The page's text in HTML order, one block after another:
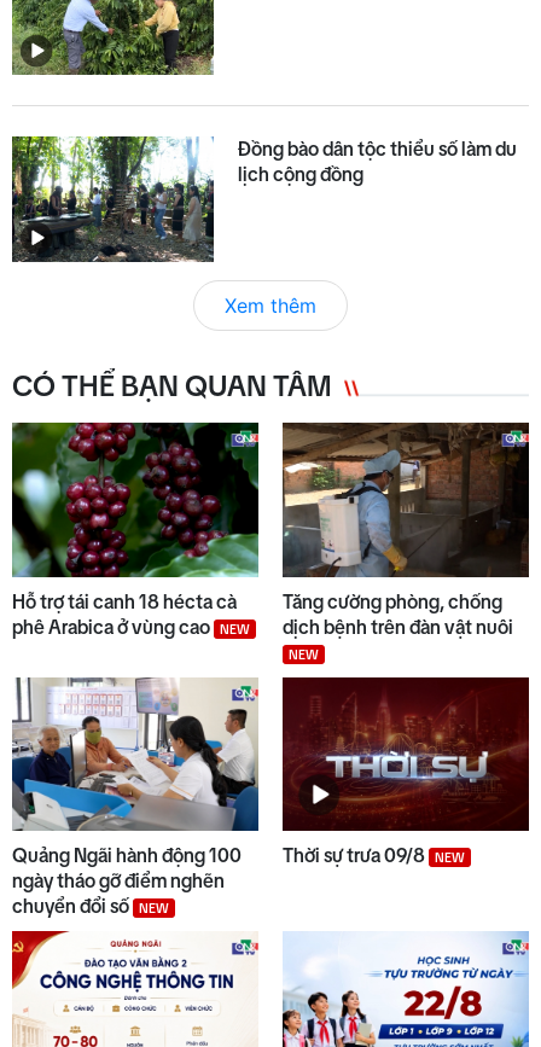
Đồng bào dân tộc thiểu số làm du
lịch cộng đồng
Xem thêm
CÓ THỂ BẠN QUAN TÂM
Hỗ trợ tái canh 18 hécta cà
phê Arabica ở vùng cao
NEW
Tăng cường phòng, chống
dịch bệnh trên đàn vật nuôi
NEW
Quảng Ngãi hành động 100
ngày tháo gỡ điểm nghẽn
chuyển đổi số
NEW
Thời sự trưa 09/8 NEW